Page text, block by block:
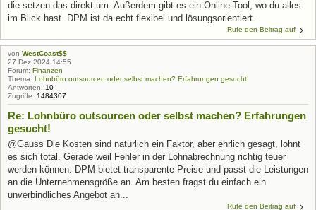
die setzen das direkt um. Außerdem gibt es ein Online-Tool, wo du alles
im Blick hast. DPM ist da echt flexibel und lösungsorientiert.
Rufe den Beitrag auf
von WestCoast$$
27 Dez 2024 14:55
Forum: Finanzen
Thema: Lohnbüro outsourcen oder selbst machen? Erfahrungen gesucht!
Antworten: 10
Zugriffe: 1484307
Re: Lohnbüro outsourcen oder selbst machen? Erfahrungen
gesucht!
@Gauss Die Kosten sind natürlich ein Faktor, aber ehrlich gesagt, lohnt
es sich total. Gerade weil Fehler in der Lohnabrechnung richtig teuer
werden können. DPM bietet transparente Preise und passt die Leistungen
an die Unternehmensgröße an. Am besten fragst du einfach ein
unverbindliches Angebot an...
Rufe den Beitrag auf